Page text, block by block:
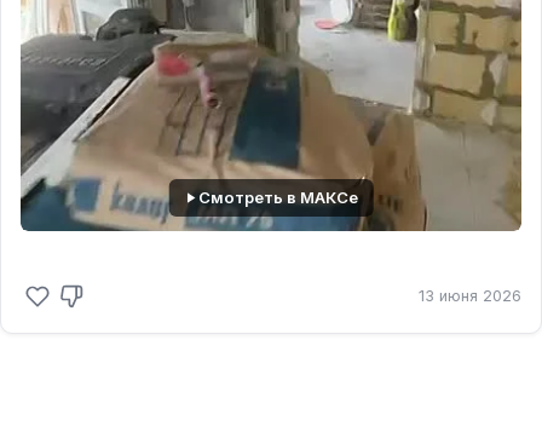
была нанесена облегченная цементная
штукатурка Vetonit TT 30 LIGHT. На остальных
стенах была использована гипсовая штукатурка
Knauf MP 75.
Все эти мероприятия исключают отслоение
штукатурки от основания, а также появление
трещин особенно после усадки здания.
Продолжение в видео 👇Смотреть в МАКСе
13 июня 2026